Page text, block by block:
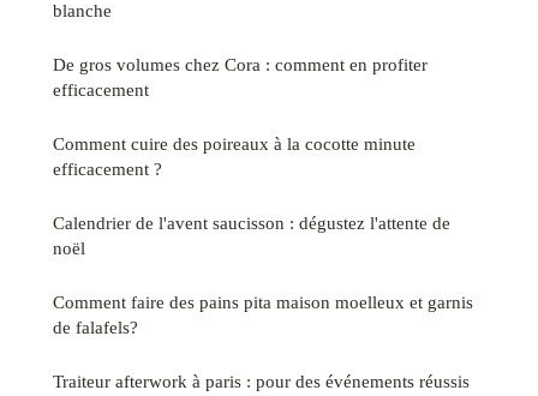
blanche
De gros volumes chez Cora : comment en profiter
efficacement
Comment cuire des poireaux à la cocotte minute
efficacement ?
Calendrier de l'avent saucisson : dégustez l'attente de
noël
Comment faire des pains pita maison moelleux et garnis
de falafels?
Traiteur afterwork à paris : pour des événements réussis